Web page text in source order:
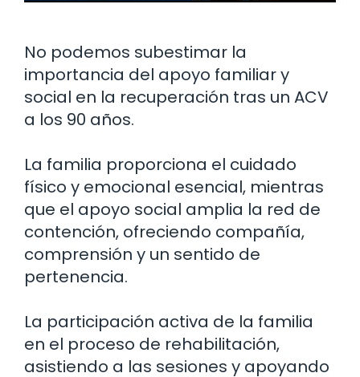
No podemos subestimar la
importancia del apoyo familiar y
social en la recuperación tras un ACV
a los 90 años.
La familia proporciona el cuidado
físico y emocional esencial, mientras
que el apoyo social amplia la red de
contención, ofreciendo compañía,
comprensión y un sentido de
pertenencia.
La participación activa de la familia
en el proceso de rehabilitación,
asistiendo a las sesiones y apoyando